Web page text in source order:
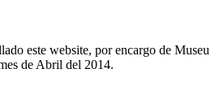
este website, por encargo de Museu
de Abril del 2014.